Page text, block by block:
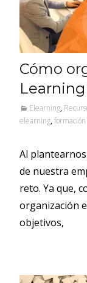
Cómo
Elearning,
elearning,
Al
de nuestra
reto. Ya que,
organización
objetivos,